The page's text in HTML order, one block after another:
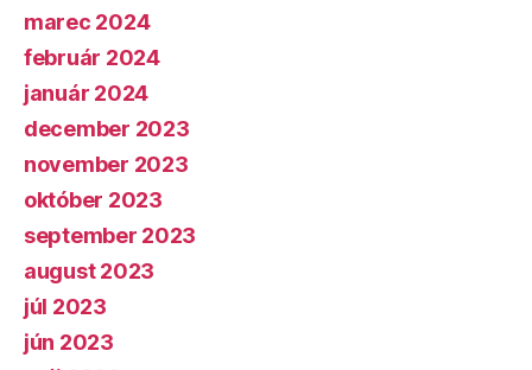
marec 2024
február 2024
január 2024
december 2023
november 2023
október 2023
september 2023
august 2023
júl 2023
jún 2023